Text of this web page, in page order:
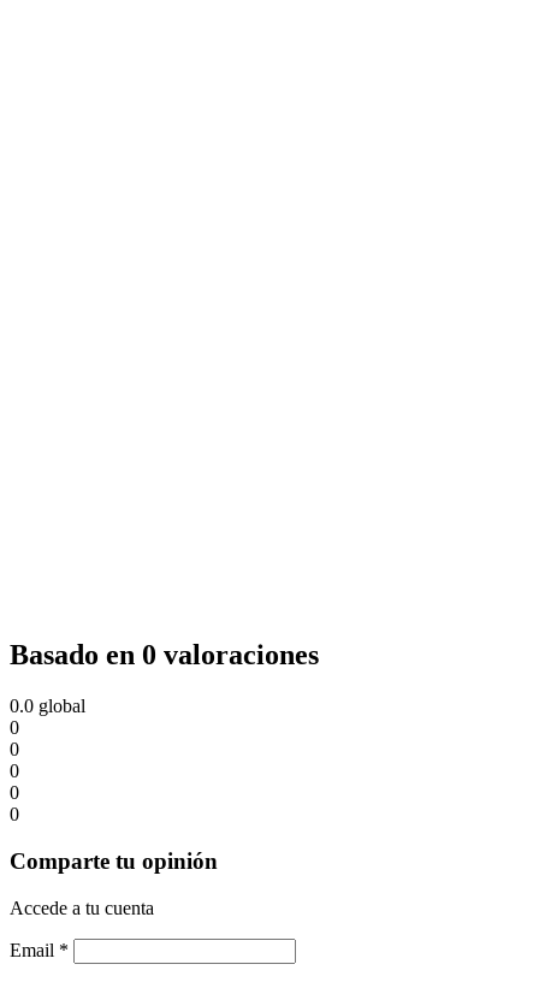
Basado en 0 valoraciones
0.0 global
0
0
0
0
0
Comparte tu opinión
Accede a tu cuenta
Email *